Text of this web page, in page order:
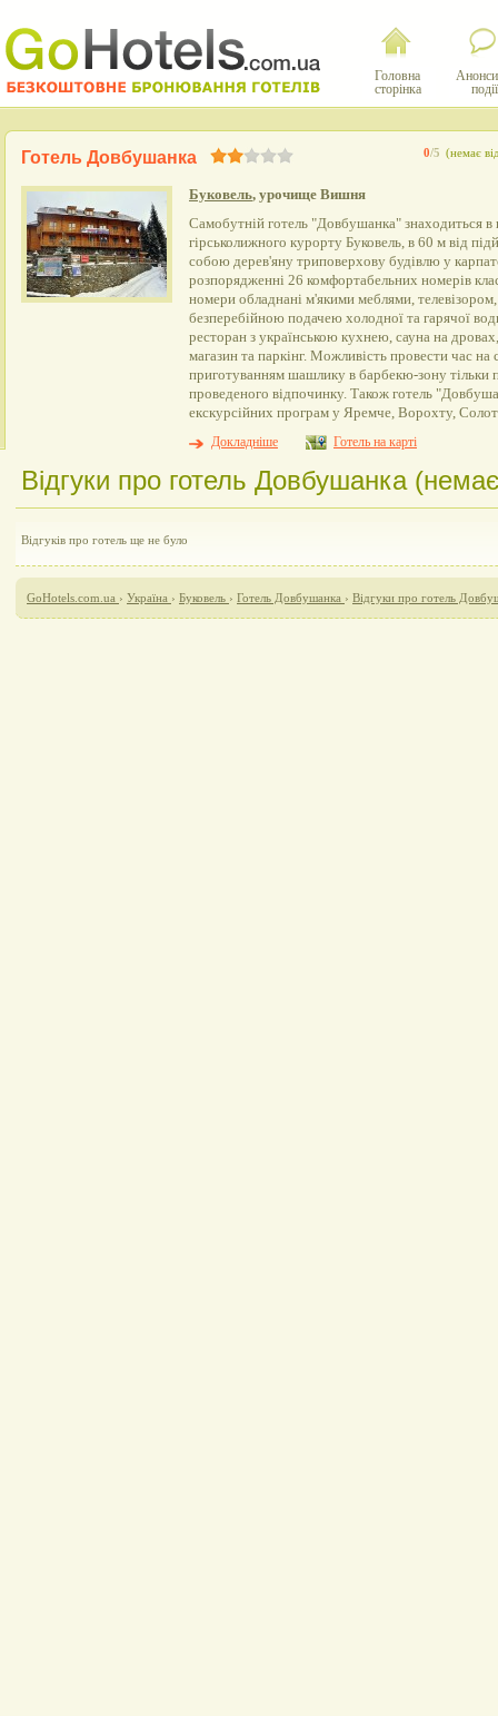
Головна
сторінка
події
0/5 (немає
Готель Довбушанка
Буковель, урочище Вишня
Самобутній готель "Довбушанка" знаходиться в
гірськолижного курорту Буковель, в 60 м від
собою дерев'яну триповерхову будівлю у
розпорядженні 26 комфортабельних номерів
номери обладнані м'якими меблями,
безперебійною подачею холодної та гарячої
ресторан з українською кухнею, сауна на
магазин та паркінг. Можливість провести час на
приготуванням шашлику в барбекю-зону тільки
проведеного відпочинку. Також готель
екскурсійних програм у Яремче, Ворохту,
Докладніше
Готель на карті
Відгуки про готель Довбушанка (немає
Відгуків про готель ще не було
GoHotels.com.ua › Україна › Буковель › Готель Довбушанка › Відгуки про готель